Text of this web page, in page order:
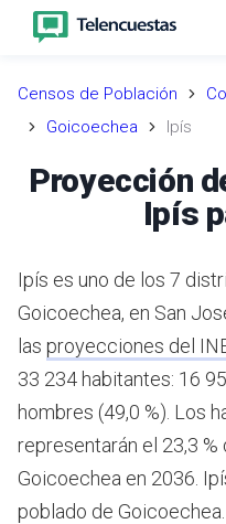
Censos de Población
Goicoechea
Ipís
Proyección
Ipís
Ipís es uno de los 7
Goicoechea, en San
las proyecciones del
33 234 habitantes: 16
hombres (49,0 %). Los
representarán el 23,3
Goicoechea en 2036.
poblado de Goicoechea.